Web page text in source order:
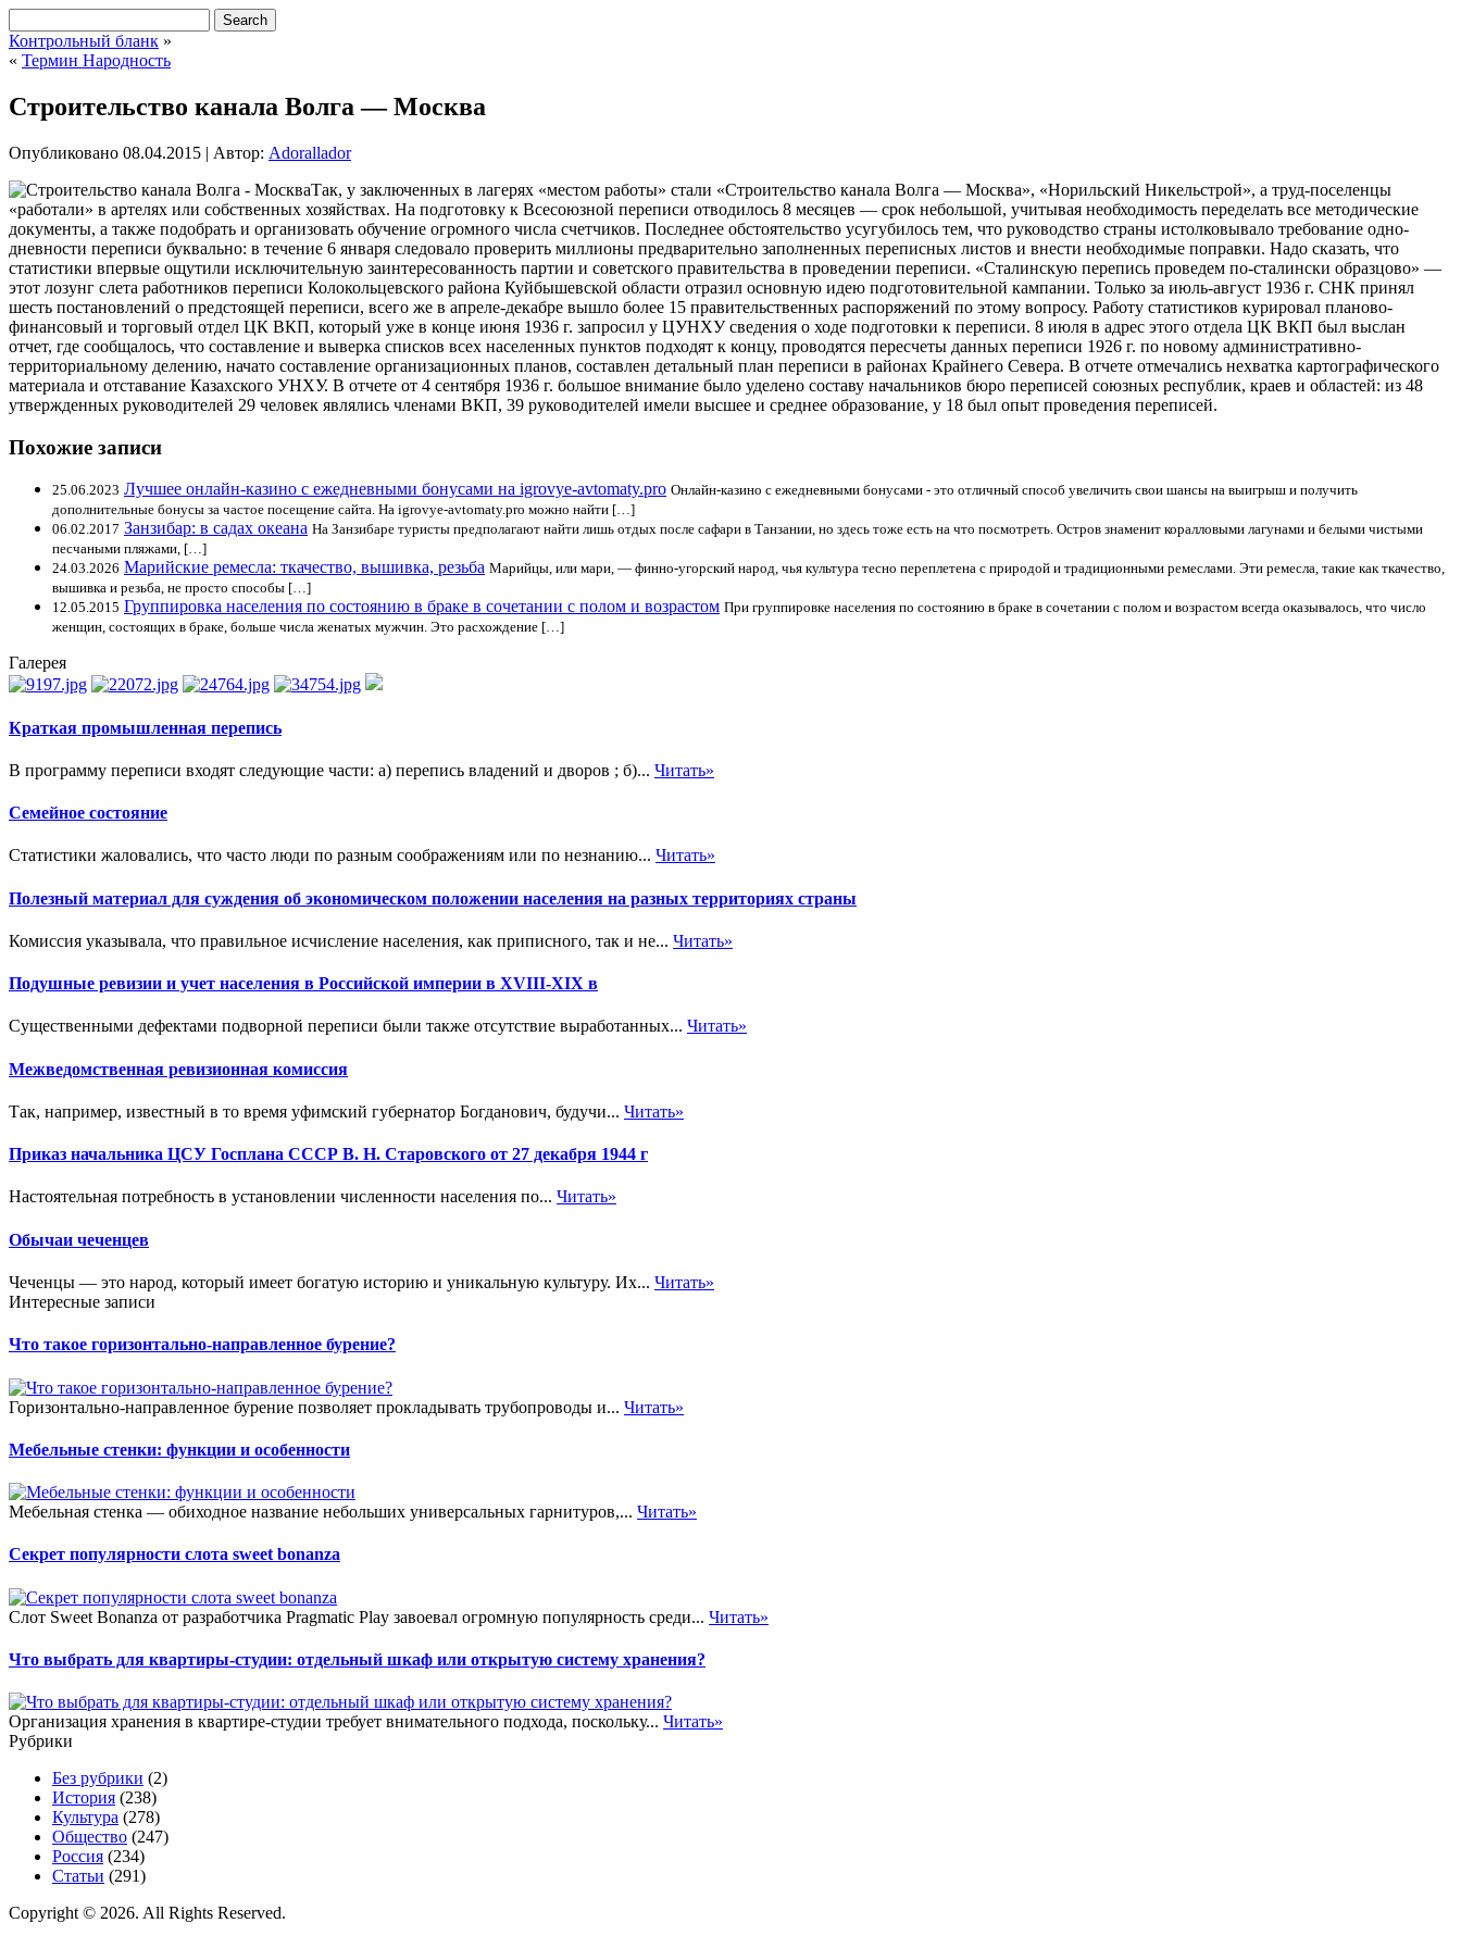
Контрольный бланк »
« Термин Народность
Строительство канала Волга — Москва
Опубликовано 08.04.2015 | Автор: Adorallador
Так, у заключенных в лагерях «местом работы» стали «Строительство канала Волга — Москва», «Норильский Никельстрой», а труд-поселенцы
«работали» в артелях или собственных хозяйствах. На подготовку к Всесоюзной переписи отводилось 8 месяцев — срок небольшой, учитывая необходимость переделать все методические
документы, а также подобрать и организовать обучение огромного числа счетчиков. Последнее обстоятельство усугубилось тем, что руководство страны истолковывало требование одно-
дневности переписи буквально: в течение 6 января следовало проверить миллионы предварительно заполненных переписных листов и внести необходимые поправки. Надо сказать, что
статистики впервые ощутили исключительную заинтересованность партии и советского правительства в проведении переписи. «Сталинскую перепись проведем по-сталински образцово» —
этот лозунг слета работников переписи Колокольцевского района Куйбышевской области отразил основную идею подготовительной кампании. Только за июль-август 1936 г. СНК принял
шесть постановлений о предстоящей переписи, всего же в апреле-декабре вышло более 15 правительственных распоряжений по этому вопросу. Работу статистиков курировал планово-
финансовый и торговый отдел ЦК ВКП, который уже в конце июня 1936 г. запросил у ЦУНХУ сведения о ходе подготовки к переписи. 8 июля в адрес этого отдела ЦК ВКП был выслан
отчет, где сообщалось, что составление и выверка списков всех населенных пунктов подходят к концу, проводятся пересчеты данных переписи 1926 г. по новому административно-
территориальному делению, начато составление организационных планов, составлен детальный план переписи в районах Крайнего Севера. В отчете отмечались нехватка картографического
материала и отставание Казахского УНХУ. В отчете от 4 сентября 1936 г. большое внимание было уделено составу начальников бюро переписей союзных республик, краев и областей: из 48
утвержденных руководителей 29 человек являлись членами ВКП, 39 руководителей имели высшее и среднее образование, у 18 был опыт проведения переписей.
Похожие записи
25.06.2023 Лучшее онлайн-казино с ежедневными бонусами на igrovye-avtomaty.pro Онлайн-казино с ежедневными бонусами - это отличный способ увеличить свои шансы на выигрыш и получить
дополнительные бонусы за частое посещение сайта. На igrovye-avtomaty.pro можно найти […]
06.02.2017 Занзибар: в садах океана На Занзибаре туристы предполагают найти лишь отдых после сафари в Танзании, но здесь тоже есть на что посмотреть. Остров знаменит коралловыми лагунами и белыми чистыми
песчаными пляжами, […]
24.03.2026 Марийские ремесла: ткачество, вышивка, резьба Марийцы, или мари, — финно-угорский народ, чья культура тесно переплетена с природой и традиционными ремеслами. Эти ремесла, такие как ткачество,
вышивка и резьба, не просто способы […]
12.05.2015 Группировка населения по состоянию в браке в сочетании с полом и возрастом При группировке населения по состоянию в браке в сочетании с полом и возрастом всегда оказывалось, что число
женщин, состоящих в браке, больше числа женатых мужчин. Это расхождение […]
Галерея
Краткая промышленная перепись
В программу переписи входят следующие части: а) перепись владений и дворов ; б)... Читать»
Семейное состояние
Статистики жаловались, что часто люди по разным соображениям или по незнанию... Читать»
Полезный материал для суждения об экономическом положении населения на разных территориях страны
Комиссия указывала, что правильное исчисление населения, как приписного, так и не... Читать»
Подушные ревизии и учет населения в Российской империи в XVIII-XIX в
Существенными дефектами подворной переписи были также отсутствие выработанных... Читать»
Межведомственная ревизионная комиссия
Так, например, известный в то время уфимский губернатор Богданович, будучи... Читать»
Приказ начальника ЦСУ Госплана СССР В. Н. Старовского от 27 декабря 1944 г
Настоятельная потребность в установлении численности населения по... Читать»
Обычаи чеченцев
Чеченцы — это народ, который имеет богатую историю и уникальную культуру. Их... Читать»
Интересные записи
Что такое горизонтально-направленное бурение?
Горизонтально-направленное бурение позволяет прокладывать трубопроводы и... Читать»
Мебельные стенки: функции и особенности
Мебельная стенка — обиходное название небольших универсальных гарнитуров,... Читать»
Секрет популярности слота sweet bonanza
Слот Sweet Bonanza от разработчика Pragmatic Play завоевал огромную популярность среди... Читать»
Что выбрать для квартиры-студии: отдельный шкаф или открытую систему хранения?
Организация хранения в квартире-студии требует внимательного подхода, поскольку... Читать»
Рубрики
Без рубрики (2)
История (238)
Культура (278)
Общество (247)
Россия (234)
Статьи (291)
Copyright © 2026. All Rights Reserved.